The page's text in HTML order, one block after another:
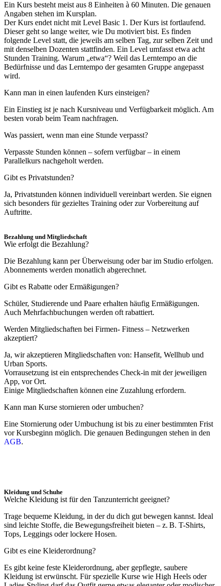
Ein Kurs besteht meist aus 8 Einheiten à 60 Minuten. Die genauen
Angaben stehen im Kursplan.
Der Kurs endet nicht mit Level Basic 1. Der Kurs ist fortlaufend.
Dieser geht so lange weiter, wie Du motiviert bist. Es finden
folgende Level statt, die jeweils am selben Tag, zur selben Zeit und
mit denselben Dozenten stattfinden. Ein Level umfasst etwa acht
Stunden Training. Warum „etwa“? Weil das Lerntempo an die
Bedürfnisse und das Lerntempo der gesamten Gruppe angepasst
wird.
Kann man in einen laufenden Kurs einsteigen?
Ein Einstieg ist je nach Kursniveau und Verfügbarkeit möglich. Am
besten vorab beim Team nachfragen.
Was passiert, wenn man eine Stunde verpasst?
Verpasste Stunden können – sofern verfügbar – in einem
Parallelkurs nachgeholt werden.
Gibt es Privatstunden?
Ja, Privatstunden können individuell vereinbart werden. Sie eignen
sich besonders für gezieltes Training oder zur Vorbereitung auf
Auftritte.
Bezahlung und Mitgliedschaft
Wie erfolgt die Bezahlung?
Die Bezahlung kann per Überweisung oder bar im Studio erfolgen.
Abonnements werden monatlich abgerechnet.
Gibt es Rabatte oder Ermäßigungen?
Schüler, Studierende und Paare erhalten häufig Ermäßigungen.
Auch Mehrfachbuchungen werden oft rabattiert.
Werden Mitgliedschaften bei Firmen- Fitness – Netzwerken
akzeptiert?
Ja, wir akzeptieren Mitgliedschaften von: Hansefit, Wellhub und
Urban Sports.
Vorrausetzung ist ein entsprechendes Check-in mit der jeweiligen
App, vor Ort.
Einige Mitgliedschaften können eine Zuzahlung erfordern.
Kann man Kurse stornieren oder umbuchen?
Eine Stornierung oder Umbuchung ist bis zu einer bestimmten Frist
vor Kursbeginn möglich. Die genauen Bedingungen stehen in den
AGB.
Kleidung und Schuhe
Welche Kleidung ist für den Tanzunterricht geeignet?
Trage bequeme Kleidung, in der du dich gut bewegen kannst. Ideal
sind leichte Stoffe, die Bewegungsfreiheit bieten – z. B. T-Shirts,
Tops, Leggings oder lockere Hosen.
Gibt es eine Kleiderordnung?
Es gibt keine feste Kleiderordnung, aber gepflegte, saubere
Kleidung ist erwünscht. Für spezielle Kurse wie High Heels oder